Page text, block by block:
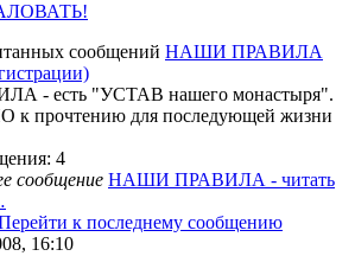
НАШИ ПРАВИЛА
- есть "УСТАВ нашего монастыря".
прочтению для последующей жизни
: 4
сообщение НАШИ ПРАВИЛА - читать
к последнему сообщению
16:10